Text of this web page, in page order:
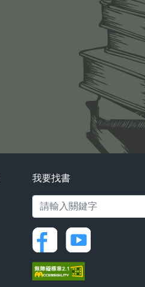
我要找書